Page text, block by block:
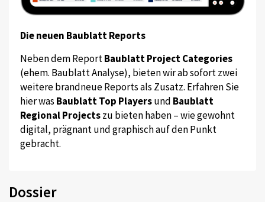
Die neuen Baublatt Reports
Neben dem ReportBaublatt Project Categories
(ehem. Baublatt Analyse), bieten wir ab sofort zwei
weitere brandneue Reports als Zusatz. Erfahren Sie
hier was Baublatt Top Playersund Baublatt
Regional Projectszu bieten haben – wie gewohnt
digital, prägnant und graphisch auf den Punkt
gebracht.
Dossier